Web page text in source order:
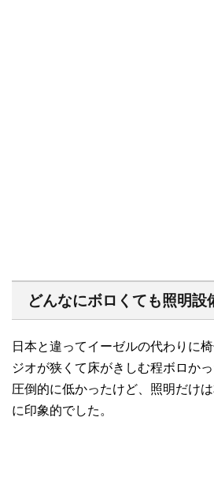
どんなにボロくても照明設
日本と違ってイーゼルの代わりに
ジオが狭くて床がきしむ程ボロか
圧倒的に低かったけど、照明だけ
に印象的でした。